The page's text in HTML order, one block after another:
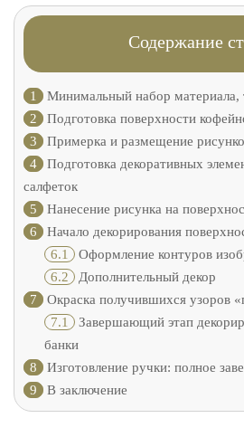
Содержание
1
Минимальный набор материала,
2
Подготовка поверхности
3
Примерка и размещение
4
Подготовка декоративных
салфеток
5
Нанесение рисунка на
6
Начало декорирования
6.1 Оформление контуров
6.2 Дополнительный декор
7
Окраска получившихся узоров
7.1 Завершающий этап
банки
8
Изготовление ручки: полное
9
В заключение